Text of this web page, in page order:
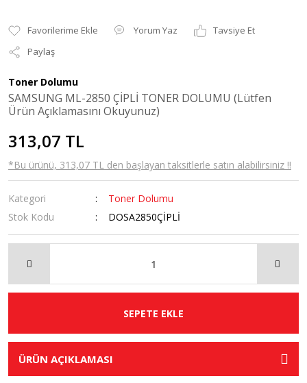
Yorum Yaz
Tavsiye Et
Paylaş
Toner Dolumu
SAMSUNG ML-2850 ÇİPLİ TONER DOLUMU (Lütfen
Ürün Açıklamasını Okuyunuz)
313,07 TL
*Bu ürünü, 313,07 TL den başlayan taksitlerle satın alabilirsiniz !!
Kategori
Toner Dolumu
Stok Kodu
DOSA2850ÇİPLİ
SEPETE EKLE
ÜRÜN AÇIKLAMASI